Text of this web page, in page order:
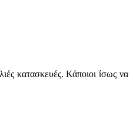
κατασκευές. Κάποιοι ίσως να